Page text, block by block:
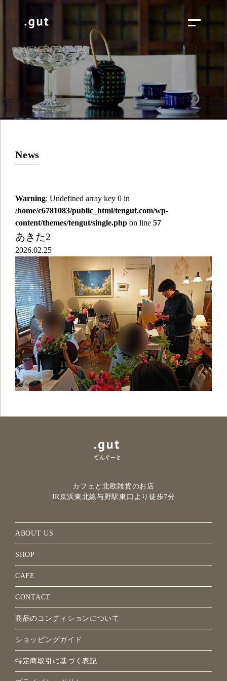
News
Warning: Undefined array key 0 in
/home/c6781083/public_html/tengut.com/wp-
content/themes/tengut/single.php on line 57
あきた2
2026.02.25
カフェと北欧雑貨のお店
JR京浜東北線与野駅東口より徒歩7分
ABOUT US
SHOP
CAFE
CONTACT
商品のコンディションについて
ショッピングガイド
特定商取引に基づく表記